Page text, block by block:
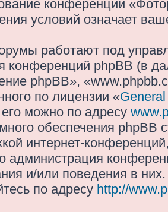
конференции
условий означает
работают под
конференций phpBB (в
phpBB»,
по лицензии «
можно по адресу
обеспечения phpBB
интернет-
администрация
и/или поведения в
по адресу http://